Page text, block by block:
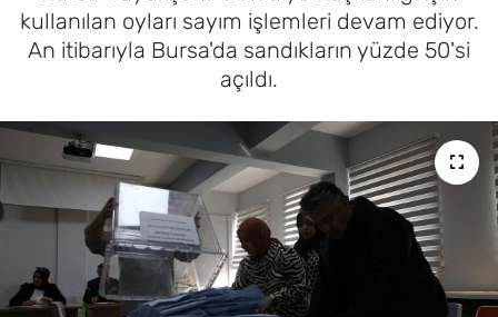
kullanılan oyları sayım işlemleri devam ediyor.
An itibarıyla Bursa'da sandıkların yüzde 50'si
açıldı.